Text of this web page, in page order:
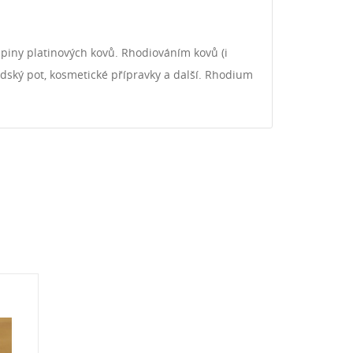
platinových kovů. Rhodiováním kovů (i
pot, kosmetické přípravky a další. Rhodium